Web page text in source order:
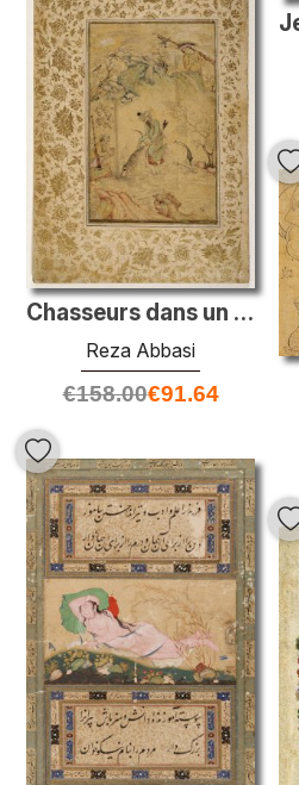
Chasseurs dans un ruisseau
Reza Abbasi
€158.00€91.64